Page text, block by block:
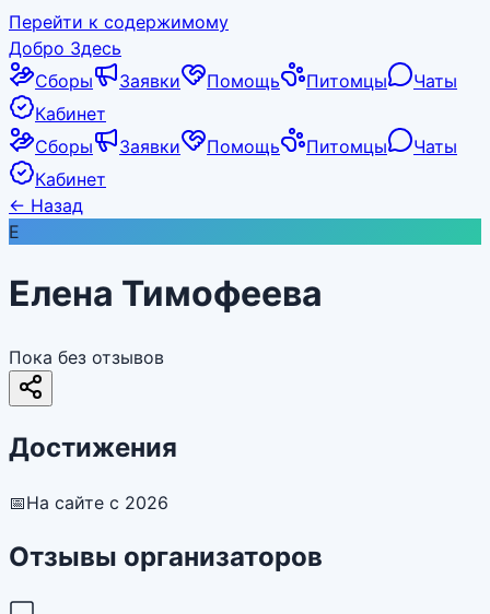
Перейти к содержимому
Добро Здесь
Сборы
Заявки Помощь Питомцы
Чаты
Кабинет
Сборы
Заявки Помощь Питомцы
Чаты
Кабинет
← Назад
Е
Елена Тимофеева
Пока без отзывов
Достижения
📅На сайте с 2026
Отзывы организаторов